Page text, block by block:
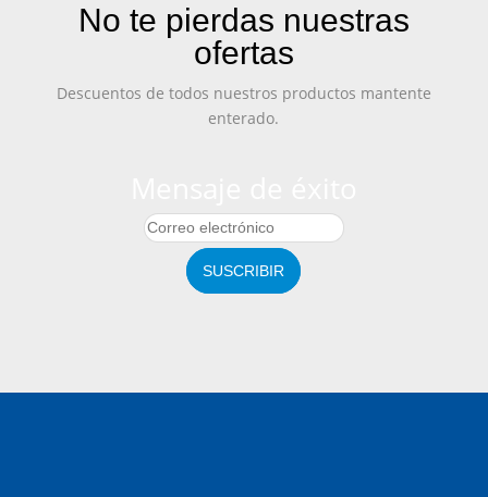
No te pierdas nuestras
ofertas
Descuentos de todos nuestros productos mantente
enterado.
SUSCRIBIR